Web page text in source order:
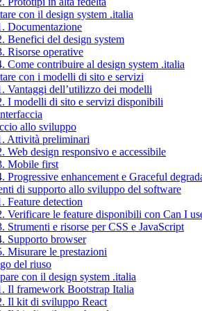
con il design system .italia
Documentazione
Benefici del design system
Risorse operative
Come contribuire al design system .italia
con i modelli di sito e servizi
Vantaggi dell’utilizzo dei modelli
I modelli di sito e servizi disponibili
allo sviluppo
Attività preliminari
Web design responsivo e accessibile
Mobile first
Progressive enhancement e Graceful
di supporto allo sviluppo del software
Feature detection
Verificare le feature disponibili con Can I
Strumenti e risorse per CSS e JavaScript
Supporto browser
Misurare le prestazioni
del riuso
con il design system .italia
Il framework Bootstrap Italia
Il kit di sviluppo React